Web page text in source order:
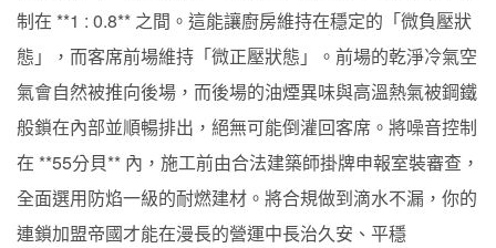
制在 **1 : 0.8** 之間。這能讓廚房維持在穩定的「微負壓狀
態」，而客席前場維持「微正壓狀態」。前場的乾淨冷氣空
氣會自然被推向後場，而後場的油煙異味與高溫熱氣被鋼鐵
般鎖在內部並順暢排出，絕無可能倒灌回客席。將噪音控制
在 **55分貝** 內，施工前由合法建築師掛牌申報室裝審查，
全面選用防焰一級的耐燃建材。將合規做到滴水不漏，你的
連鎖加盟帝國才能在漫長的營運中長治久安、平穩